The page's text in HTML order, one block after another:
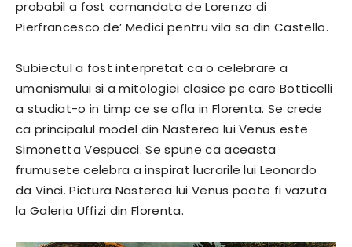
probabil a fost comandata de Lorenzo di
Pierfrancesco de’ Medici pentru vila sa din Castello.
Subiectul a fost interpretat ca o celebrare a
umanismului si a mitologiei clasice pe care Botticelli
a studiat-o in timp ce se afla in Florenta. Se crede
ca principalul model din Nasterea lui Venus este
Simonetta Vespucci. Se spune ca aceasta
frumusete celebra a inspirat lucrarile lui Leonardo
da Vinci. Pictura Nasterea lui Venus poate fi vazuta
la Galeria Uffizi din Florenta.